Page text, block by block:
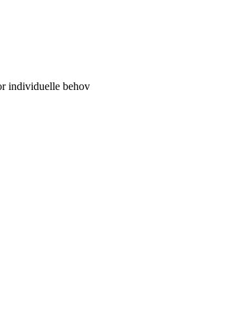
individuelle behov